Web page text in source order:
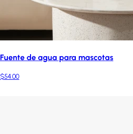
Fuente de agua para mascotas
$54.00